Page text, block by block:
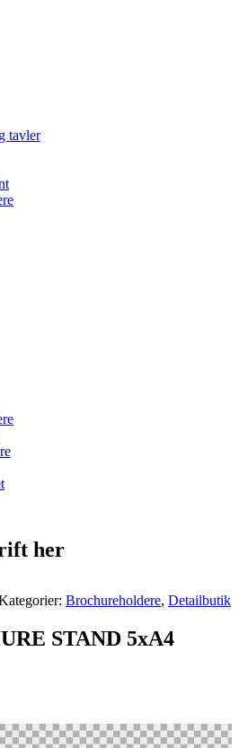
tavler
her
Brochureholdere, Detailbutik
STAND 5xA4